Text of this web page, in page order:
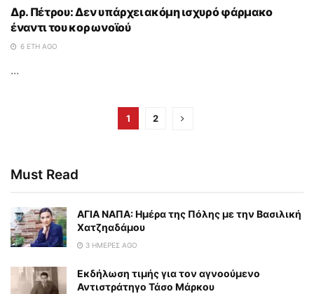
Δρ. Πέτρου: Δεν υπάρχει ακόμη ισχυρό φάρμακο
έναντι του κορωνοϊού
6 ΈΤΗ AGO
...
1 2
Must Read
ΑΓΙΑ ΝΑΠΑ: Ημέρα της Πόλης με την Βασιλική
Χατζηαδάμου
3 ΗΜΈΡΕΣ AGO
Εκδήλωση τιμής για τον αγνοούμενο
Αντιστράτηγο Τάσο Μάρκου